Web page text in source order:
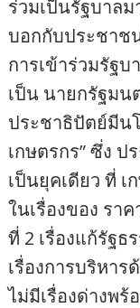
ร่วมเป็นรัฐบาล
บอกกับประชาช
การเข้าร่วมรัฐ
เป็น นายกรัฐมน
ประชาธิปัตย์มีน
เกษตรกร” ซึ่ง
เป็นยุคเดียว ที่
ในเรื่องของ รา
ที่ 2 เรื่องแก้รัฐธ
เรื่องการบริหา
ไม่มีเรื่องด่างพร้